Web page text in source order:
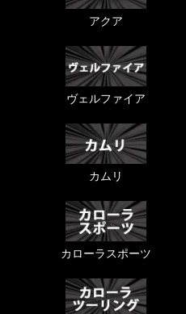
アクア
ヴェルファイア
カムリ
カローラスポーツ